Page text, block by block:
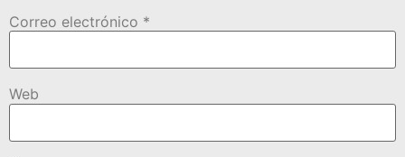
Correo electrónico *
Web